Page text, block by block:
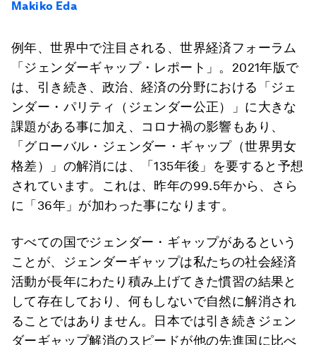
Makiko Eda
例年、世界中で注目される、世界経済フォーラム
「ジェンダーギャップ・レポート」。2021年版で
は、引き続き、政治、経済の分野における「ジェ
ンダー・パリティ（ジェンダー公正）」に大きな
課題がある事に加え、コロナ禍の影響もあり、
「グローバル・ジェンダー・ギャップ（世界男女
格差）」の解消には、「135年後」を要すると予想
されています。これは、昨年の99.5年から、さら
に「36年」が加わった事になります。
すべての国でジェンダー・ギャップがあるという
ことが、ジェンダーギャップは私たちの社会経済
活動が長年にわたり積み上げてきた慣習の結果と
して存在しており、何もしないで自然に解消され
ることではありません。日本では引き続きジェン
ダーギャップ解消のスピードが他の先進国に比べ